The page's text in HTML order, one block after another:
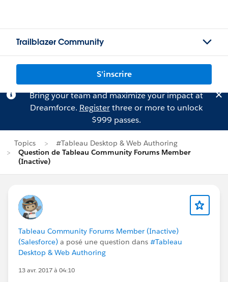
Trailblazer Community
S'inscrire
Bring your team and maximize your impact at
Dreamforce. Registerthree or more to unlock
$999 passes.
Topics
#Tableau Desktop & Web Authoring
Question de Tableau Community Forums Member
(Inactive)
Tableau Community Forums Member (Inactive)
(Salesforce) a posé une question dans #Tableau
Desktop & Web Authoring
13 avr. 2017 à 04:10